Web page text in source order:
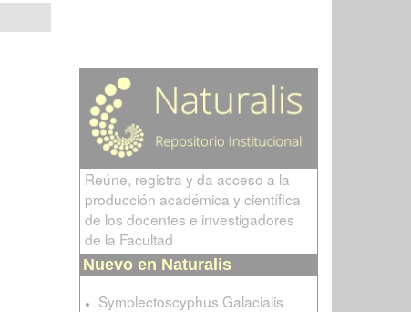
Reúne, registra y da acceso a la
producción académica y científica
de los docentes e investigadores
de la Facultad
Nuevo en Naturalis
Symplectoscyphus Galacialis